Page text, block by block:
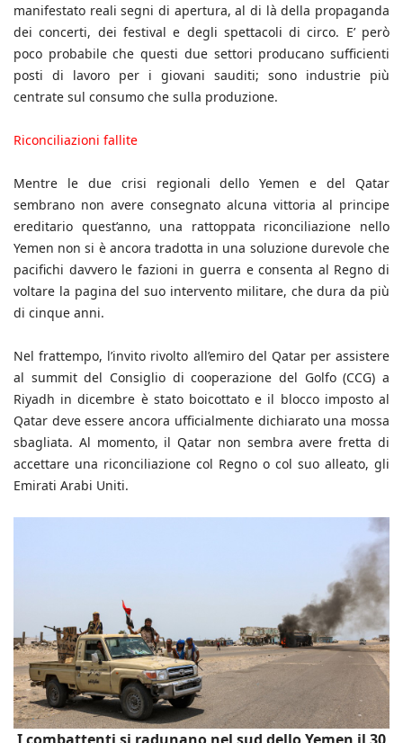
manifestato reali segni di apertura, al di là della propaganda
dei concerti, dei festival e degli spettacoli di circo. E’ però
poco probabile che questi due settori producano sufficienti
posti di lavoro per i giovani sauditi; sono industrie più
centrate sul consumo che sulla produzione.
Riconciliazioni fallite
Mentre le due crisi regionali dello Yemen e del Qatar
sembrano non avere consegnato alcuna vittoria al principe
ereditario quest’anno, una rattoppata riconciliazione nello
Yemen non si è ancora tradotta in una soluzione durevole che
pacifichi davvero le fazioni in guerra e consenta al Regno di
voltare la pagina del suo intervento militare, che dura da più
di cinque anni.
Nel frattempo, l’invito rivolto all’emiro del Qatar per assistere
al summit del Consiglio di cooperazione del Golfo (CCG) a
Riyadh in dicembre è stato boicottato e il blocco imposto al
Qatar deve essere ancora ufficialmente dichiarato una mossa
sbagliata. Al momento, il Qatar non sembra avere fretta di
accettare una riconciliazione col Regno o col suo alleato, gli
Emirati Arabi Uniti.